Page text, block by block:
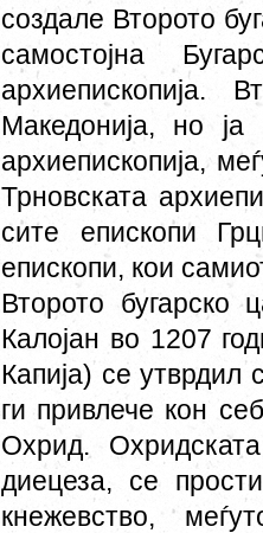
создале Второто
самостојна
архиепископија.
Македонија, но
архиепископија,
Трновската
сите епископи
епископи, кои
Второто бугарско
Калојан во 1207
Капија) се утврдил
ги привлече кон
Охрид.
диецеза, се
кнежевство,